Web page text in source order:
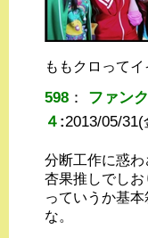
ももクロって
598 ： ファン
４ :2013/05/
分断工作に惑
杏果推しでしお
っていうか基
な。